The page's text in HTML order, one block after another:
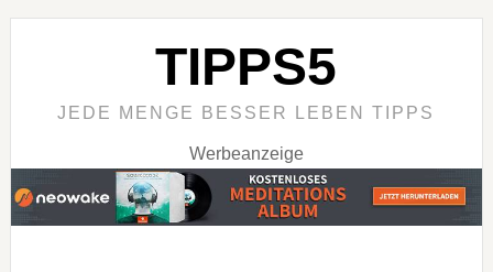
TIPPS5
JEDE MENGE BESSER LEBEN TIPPS
Werbeanzeige